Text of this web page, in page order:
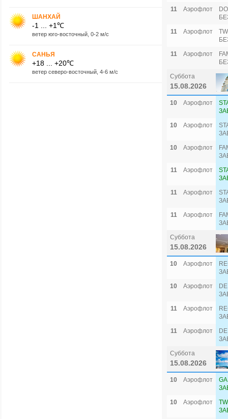
ШАНХАЙ
-1 ... +1℃
ветер юго-восточный, 0-2 м/с
САНЬЯ
+18 ... +20℃
ветер северо-восточный, 4-6 м/с
11
Аэрофлот
11
Аэрофлот
11
Аэрофлот
Суббота
15.08.2026
10 Аэрофлот
10
Аэрофлот
10
Аэрофлот
11
Аэрофлот
11
Аэрофлот
11
Аэрофлот
Суббота
15.08.2026
10 Аэрофлот
10
Аэрофлот
11
Аэрофлот
11
Аэрофлот
Суббота
15.08.2026
10 Аэрофлот
10
Аэрофлот